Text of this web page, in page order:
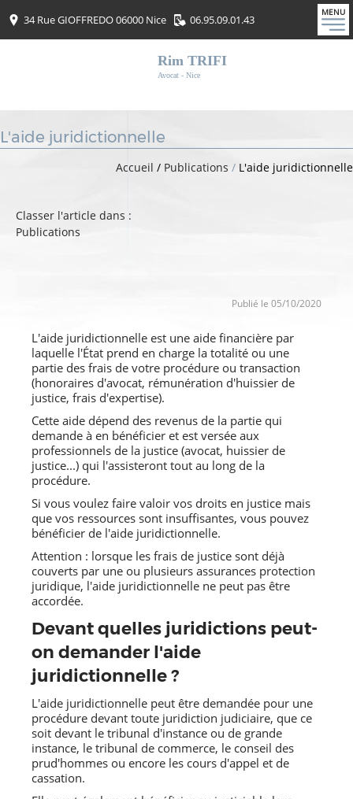
34 Rue GIOFFREDO 06000 Nice 06.95.09.01.43
Rim TRIFI
Avocat - Nice
MENU
L'aide juridictionnelle
Accueil / Publications / L'aide juridictionnelle
Classer l'article dans :
Publications
Publié le 05/10/2020
L'aide juridictionnelle est une aide financière par
laquelle l'État prend en charge la totalité ou une
partie des frais de votre procédure ou transaction
(honoraires d'avocat, rémunération d'huissier de
justice, frais d'expertise).
Cette aide dépend des revenus de la partie qui
demande à en bénéficier et est versée aux
professionnels de la justice (avocat, huissier de
justice...) qui l'assisteront tout au long de la
procédure.
Si vous voulez faire valoir vos droits en justice mais
que vos ressources sont insuffisantes, vous pouvez
bénéficier de l'aide juridictionnelle.
Attention : lorsque les frais de justice sont déjà
couverts par une ou plusieurs assurances protection
juridique, l'aide juridictionnelle ne peut pas être
accordée.
Devant quelles juridictions peut-
on demander l'aide
juridictionnelle ?
L'aide juridictionnelle peut être demandée pour une
procédure devant toute juridiction judiciaire, que ce
soit devant le tribunal d'instance ou de grande
instance, le tribunal de commerce, le conseil des
prud'hommes ou encore les cours d'appel et de
cassation.